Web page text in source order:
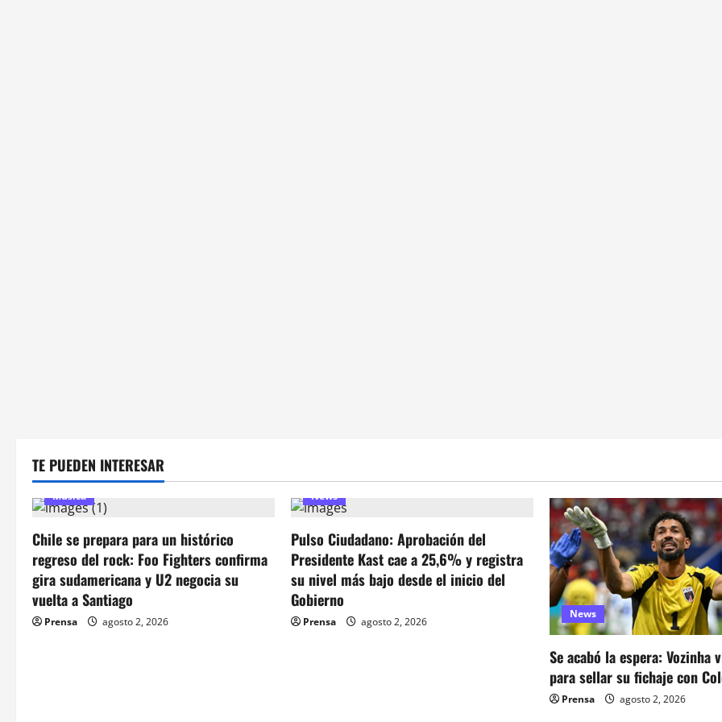
TE PUEDEN INTERESAR
Música
Chile se prepara para un histórico
regreso del rock: Foo Fighters confirma
gira sudamericana y U2 negocia su
vuelta a Santiago
Prensa agosto 2, 2026
News
Pulso Ciudadano: Aprobación del
Presidente Kast cae a 25,6% y registra
su nivel más bajo desde el inicio del
Gobierno
Prensa agosto 2, 2026
News
Se acabó la espera: Vozinha
para sellar su fichaje con
Prensa agosto 2, 2026